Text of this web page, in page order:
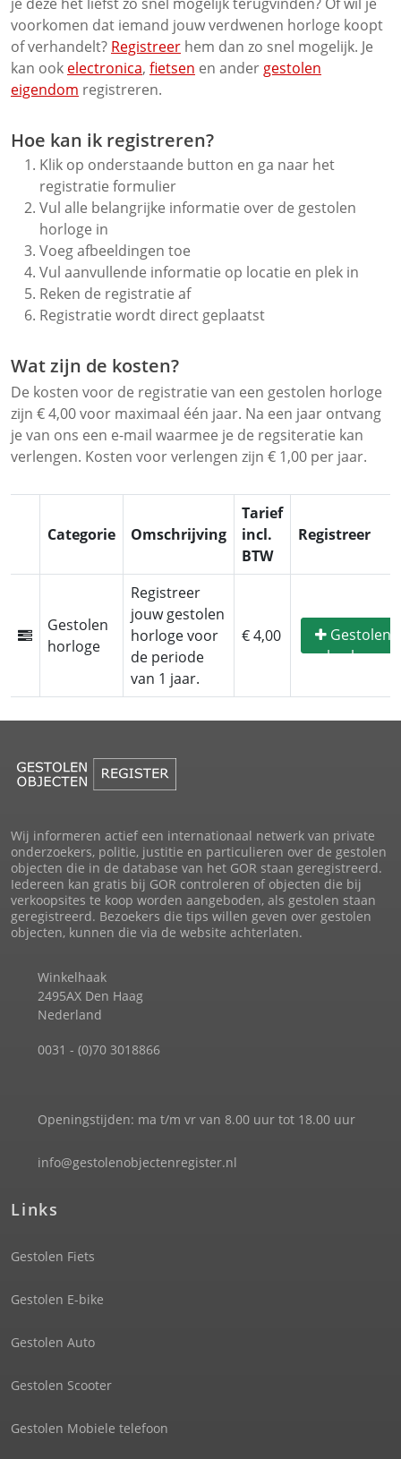
voorkomen dat iemand jouw verdwenen horloge koopt
of verhandelt? Registreer hem dan zo snel mogelijk. Je
kan ook electronica, fietsen en ander gestolen
eigendom registreren.
Hoe kan ik registreren?
Klik op onderstaande button en ga naar het
registratie formulier
Vul alle belangrijke informatie over de gestolen
horloge in
Voeg afbeeldingen toe
Vul aanvullende informatie op locatie en plek in
Reken de registratie af
Registratie wordt direct geplaatst
Wat zijn de kosten?
De kosten voor de registratie van een gestolen horloge
zijn € 4,00 voor maximaal één jaar. Na een jaar ontvang
je van ons een e-mail waarmee je de regsiteratie kan
verlengen. Kosten voor verlengen zijn € 1,00 per jaar.
Categorie Omschrijving
Tarief
incl.
BTW
Registreer
Gestolen
horloge
Registreer
jouw gestolen
horloge voor
de periode
van 1 jaar.
€ 4,00
Gestolen
horloge
Wij informeren actief een internationaal netwerk van private
onderzoekers, politie, justitie en particulieren over de gestolen
objecten die in de database van het GOR staan geregistreerd.
Iedereen kan gratis bij GOR controleren of objecten die bij
verkoopsites te koop worden aangeboden, als gestolen staan
geregistreerd. Bezoekers die tips willen geven over gestolen
objecten, kunnen die via de website achterlaten.
Winkelhaak
2495AX Den Haag
Nederland
0031 - (0)70 3018866
Openingstijden: ma t/m vr van 8.00 uur tot 18.00 uur
info@gestolenobjectenregister.nl
Links
Gestolen Fiets
Gestolen E-bike
Gestolen Auto
Gestolen Scooter
Gestolen Mobiele telefoon